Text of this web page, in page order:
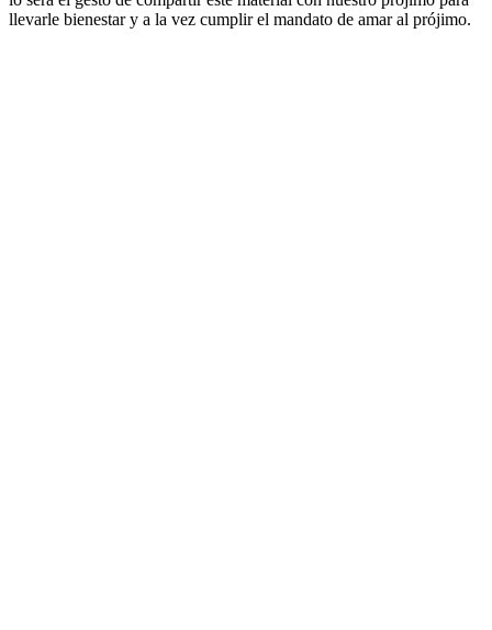
llevarle bienestar y a la vez cumplir el mandato de amar al prójimo.